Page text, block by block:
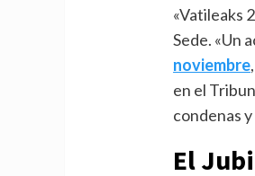
«Vatileaks
Sede. «Un
noviembre
en el
condenas
El